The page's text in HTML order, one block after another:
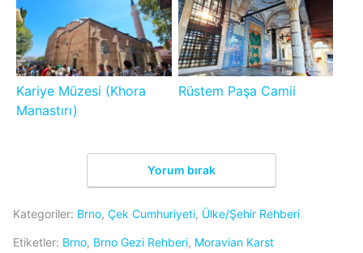
Kariye Müzesi (Khora
Manastırı)
Rüstem Paşa Camii
Yorum bırak
Kategoriler: Brno, Çek Cumhuriyeti, Ülke/Şehir Rehberi
Etiketler: Brno, Brno Gezi Rehberi, Moravian Karst